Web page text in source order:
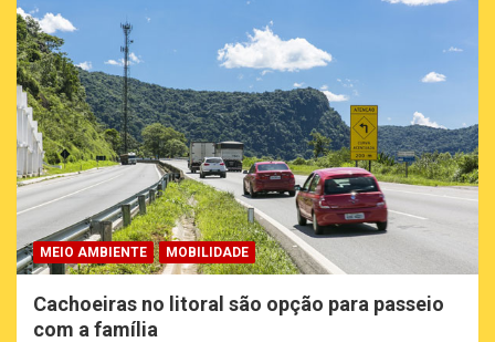
MEIO AMBIENTE MOBILIDADE
Cachoeiras no litoral são opção para passeio
com a família